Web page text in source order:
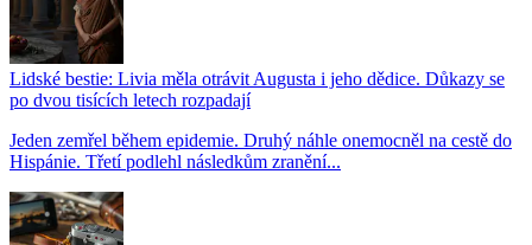
Lidské bestie: Livia měla otrávit Augusta i jeho dědice. Důkazy se
po dvou tisících letech rozpadají
Jeden zemřel během epidemie. Druhý náhle onemocněl na cestě do
Hispánie. Třetí podlehl následkům zranění...